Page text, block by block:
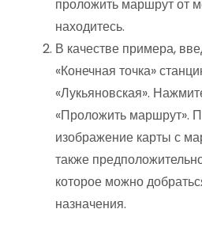
проложить маршрут от
находитесь.
В качестве примера,
«Конечная точка»
«Лукьяновская».
«Проложить маршрут».
изображение карты с
также
которое можно
назначения.